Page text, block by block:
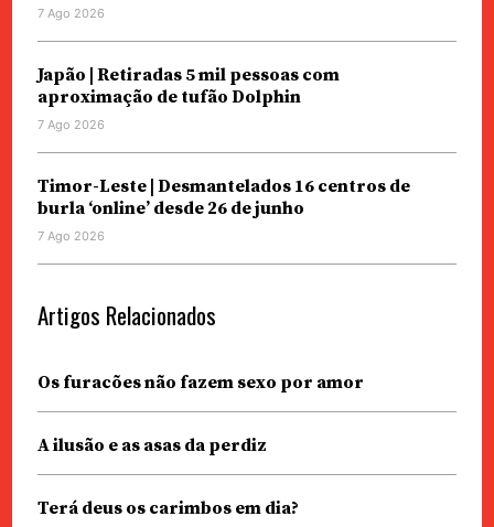
7 Ago 2026
Japão | Retiradas 5 mil pessoas com
aproximação de tufão Dolphin
7 Ago 2026
Timor-Leste | Desmantelados 16 centros de
burla ‘online’ desde 26 de junho
7 Ago 2026
Artigos Relacionados
Os furacões não fazem sexo por amor
A ilusão e as asas da perdiz
Terá deus os carimbos em dia?